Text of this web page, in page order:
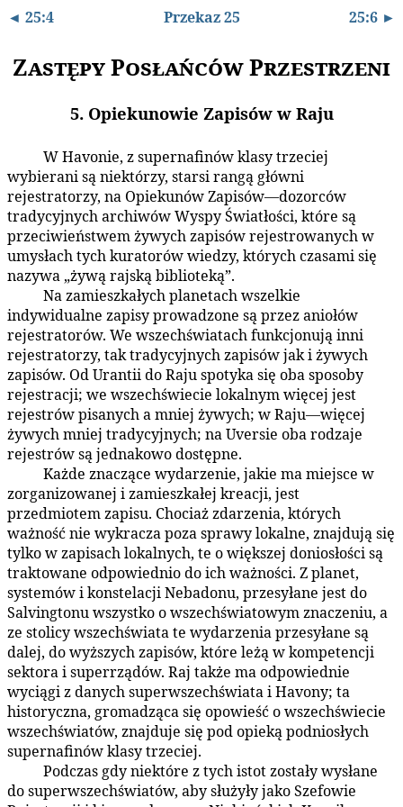
◄ 25:4 Przekaz 25 25:6 ►
Zastępy Posłańców Przestrzeni
5. Opiekunowie Zapisów w Raju
W Havonie, z supernafinów klasy trzeciej
wybierani są niektórzy, starsi rangą główni
rejestratorzy, na Opiekunów Zapisów—dozorców
tradycyjnych archiwów Wyspy Światłości, które są
przeciwieństwem żywych zapisów rejestrowanych w
umysłach tych kuratorów wiedzy, których czasami się
nazywa „żywą rajską biblioteką”.
Na zamieszkałych planetach wszelkie
indywidualne zapisy prowadzone są przez aniołów
rejestratorów. We wszechświatach funkcjonują inni
rejestratorzy, tak tradycyjnych zapisów jak i żywych
zapisów. Od Urantii do Raju spotyka się oba sposoby
rejestracji; we wszechświecie lokalnym więcej jest
rejestrów pisanych a mniej żywych; w Raju—więcej
żywych mniej tradycyjnych; na Uversie oba rodzaje
rejestrów są jednakowo dostępne.
Każde znaczące wydarzenie, jakie ma miejsce w
zorganizowanej i zamieszkałej kreacji, jest
przedmiotem zapisu. Chociaż zdarzenia, których
ważność nie wykracza poza sprawy lokalne, znajdują się
tylko w zapisach lokalnych, te o większej doniosłości są
traktowane odpowiednio do ich ważności. Z planet,
systemów i konstelacji Nebadonu, przesyłane jest do
Salvingtonu wszystko o wszechświatowym znaczeniu, a
ze stolicy wszechświata te wydarzenia przesyłane są
dalej, do wyższych zapisów, które leżą w kompetencji
sektora i superrządów. Raj także ma odpowiednie
wyciągi z danych superwszechświata i Havony; ta
historyczna, gromadząca się opowieść o wszechświecie
wszechświatów, znajduje się pod opieką podniosłych
supernafinów klasy trzeciej.
Podczas gdy niektóre z tych istot zostały wysłane
do superwszechświatów, aby służyły jako Szefowie